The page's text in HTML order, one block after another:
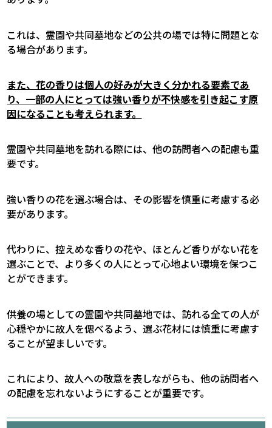
これは、霊園や共同墓地などの公共の場では特に問題とな
る場合があります。
また、花の香りは個人の好みが大きく分かれる要素であ
り、一部の人にとっては強い香りが不快感を引き起こす原
因になることも考えられます。
霊園や共同墓地を訪れる際には、他の訪問者への配慮も重
要です。
強い香りの花を選ぶ場合は、その影響を慎重に考慮する必
要があります。
代わりに、控えめな香りの花や、ほとんど香りがない花を
選ぶことで、より多くの人にとって心地よい環境を保つこ
とができます。
供養の場としての霊園や共同墓地では、訪れる全ての人が
心穏やかに故人を偲べるよう、選ぶ花材には慎重に考慮す
ることが望ましいです。
これにより、故人への敬意を表しながらも、他の訪問者へ
の配慮を忘れないようにすることが重要です。